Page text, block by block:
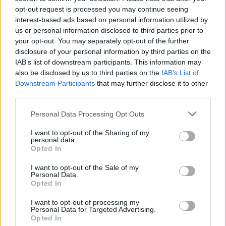
opt-out request is processed you may continue seeing
interest-based ads based on personal information utilized by
us or personal information disclosed to third parties prior to
your opt-out. You may separately opt-out of the further
disclosure of your personal information by third parties on the
IAB’s list of downstream participants. This information may
also be disclosed by us to third parties on the IAB’s List of
Downstream Participants that may further disclose it to other
Personal Data Processing Opt Outs
I want to opt-out of the Sharing of my
personal data.
Opted In
I want to opt-out of the Sale of my
Personal Data.
Opted In
I want to opt-out of processing my
Personal Data for Targeted Advertising.
Opted In
Sempio al contrattacco sullo
scontrino: "L'ho fatto io, i
testimoni dicono bugie"